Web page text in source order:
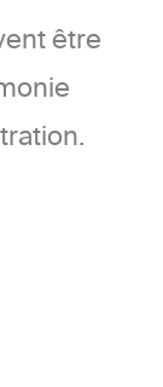
être